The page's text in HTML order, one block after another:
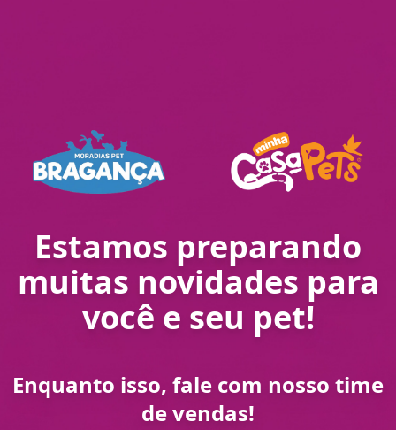
Estamos preparando
muitas novidades para
você e seu pet!
Enquanto isso, fale com nosso time
de vendas!